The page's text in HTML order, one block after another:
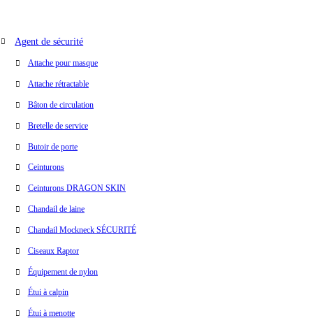
Agent de sécurité
Attache pour masque
Attache rétractable
Bâton de circulation
Bretelle de service
Butoir de porte
Ceinturons
Ceinturons DRAGON SKIN
Chandail de laine
Chandail Mockneck SÉCURITÉ
Ciseaux Raptor
Équipement de nylon
Étui à calpin
Étui à menotte